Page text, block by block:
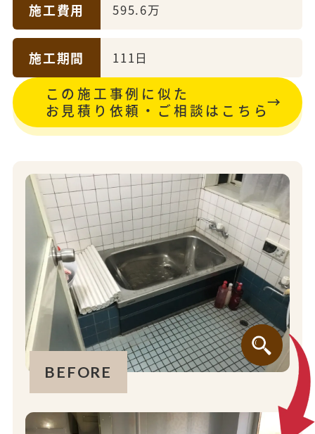
施工費用 595.6万
施工期間 111日
この施工事例に似た
お見積り依頼・ご相談はこちら
BEFORE